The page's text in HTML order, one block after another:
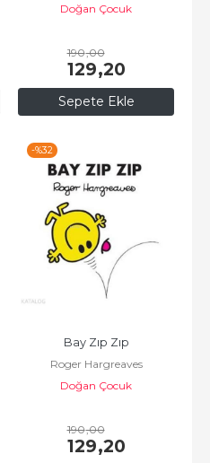
Sepete Ekle
Doğan Çocuk
190,00
129,20
-%32
Bay Zıp Zıp
Roger Hargreaves
Doğan Çocuk
190,00
129,20